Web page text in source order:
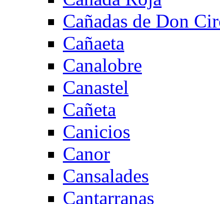
Cañadas de Don
Cañaeta
Canalobre
Canastel
Cañeta
Canicios
Canor
Cansalades
Cantarranas